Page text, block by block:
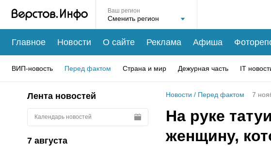
Ваш регион
Главное Новости О сайте Реклама Афиша
ВИП-новость Перед фактом Страна и мир Дежурная часть IT
Лента новостей
Календарь новостей
7 августа
Новости / Перед фактом 7
На руке
женщину,